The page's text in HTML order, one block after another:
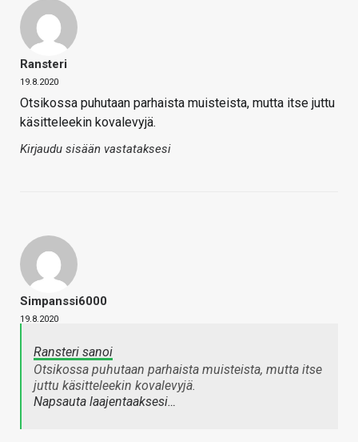
Ransteri
19.8.2020
Otsikossa puhutaan parhaista muisteista, mutta itse juttu
käsitteleekin kovalevyjä.
Kirjaudu sisään vastataksesi
Simpanssi6000
19.8.2020
Ransteri sanoi
Otsikossa puhutaan parhaista muisteista, mutta itse
juttu käsitteleekin kovalevyjä.
Napsauta laajentaaksesi…